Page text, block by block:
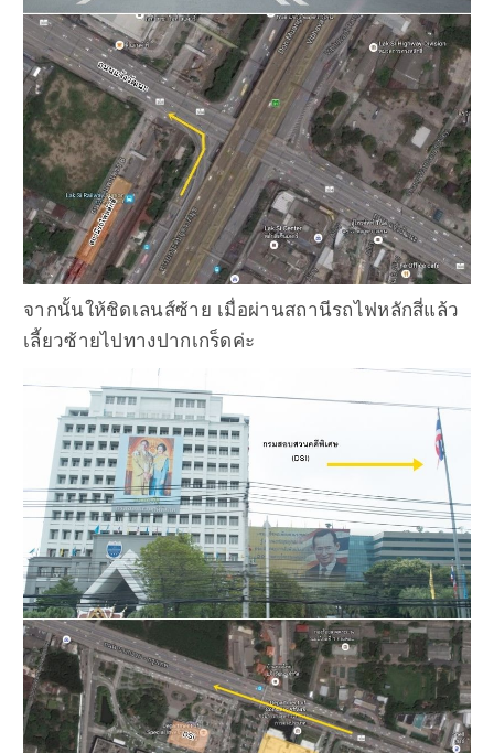
จากนั้นให้ชิดเลนส์ซ้าย เมื่อผ่านสถานีรถไฟหลักสี่แล้ว
เลี้ยวซ้ายไปทางปากเกร็ดค่ะ